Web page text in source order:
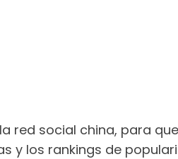
red social china, para
y los rankings de